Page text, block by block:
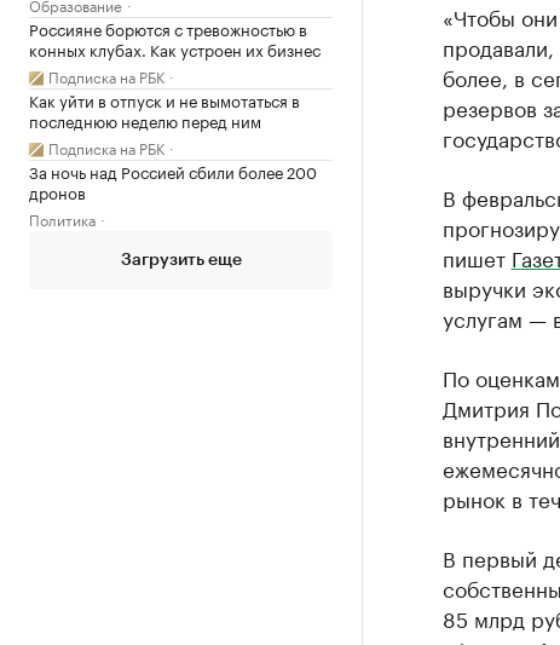
Россияне борются с тревожностью в
конных клубах. Как устроен их бизнес
Подписка на РБК
Как уйти в отпуск и не вымотаться в
последнюю неделю перед ним
Подписка на РБК
За ночь над Россией сбили более 200
дронов
Политика
Загрузить еще
«Чтобы
более, в
резервов
В
пишет
выручки
услугам —
По
Дмитрия
рынок в
В первый
85 млрд